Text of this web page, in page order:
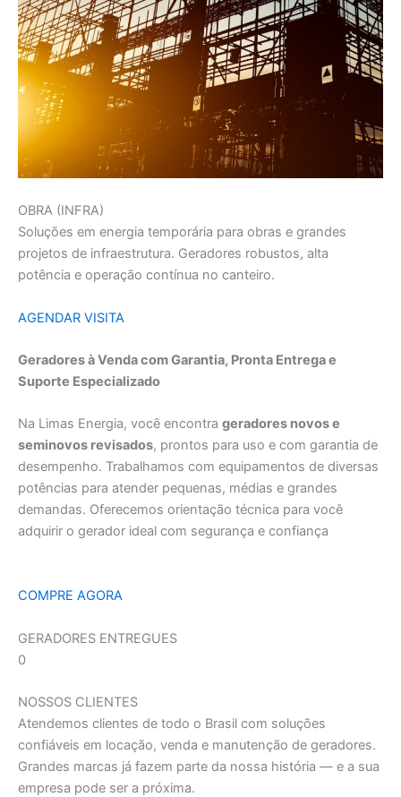
OBRA (INFRA)
Soluções em energia temporária para obras e grandes
projetos de infraestrutura. Geradores robustos, alta
potência e operação contínua no canteiro.
AGENDAR VISITA
Geradores à Venda com Garantia, Pronta Entrega e
Suporte Especializado
Na Limas Energia, você encontra geradores novos e
seminovos revisados, prontos para uso e com garantia de
desempenho. Trabalhamos com equipamentos de diversas
potências para atender pequenas, médias e grandes
demandas. Oferecemos orientação técnica para você
adquirir o gerador ideal com segurança e confiança
COMPRE AGORA
GERADORES ENTREGUES
0
NOSSOS CLIENTES
Atendemos clientes de todo o Brasil com soluções
confiáveis em locação, venda e manutenção de geradores.
Grandes marcas já fazem parte da nossa história — e a sua
empresa pode ser a próxima.